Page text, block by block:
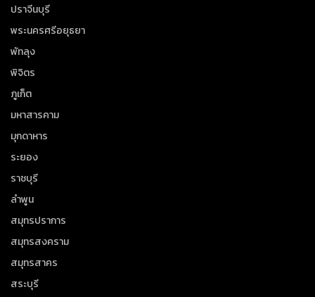
ปราจีนบุรี
พระนครศรีอยุธยา
พัทลุง
พิจิตร
ภูเก็ต
มหาสารคาม
มุกดาหาร
ระยอง
ราชบุรี
ลำพูน
สมุทรปราการ
สมุทรสงคราม
สมุทรสาคร
สระบุรี